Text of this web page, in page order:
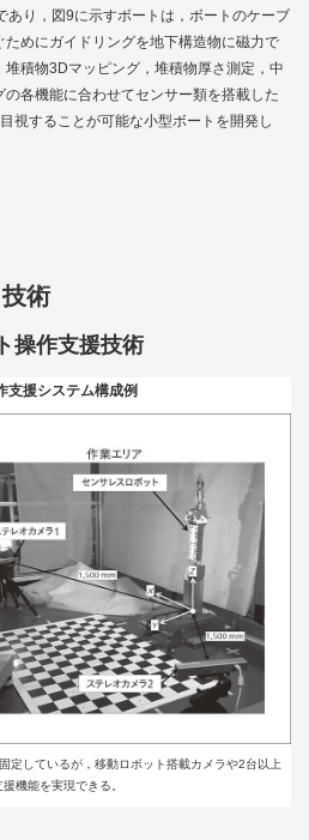
あり， 図9に示すボートは，ボートのケーブ
めにガイドリングを地下構造物に磁力で
積物3Dマッピング，堆積物厚さ測定，中
各機能に合わせてセンサー類を搭載した
視することが可能な小型ボートを開発し
術
操作支援技術
支援システム構成例
定しているが，移動ロボット搭載カメラや2台以上
機能を実現できる。